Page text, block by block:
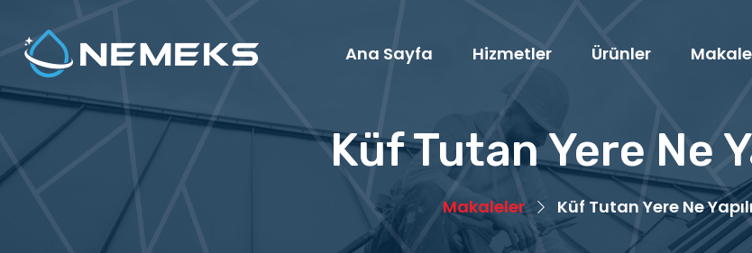
Ana Sayfa Hizmetler Ürünler
Küf Tutan Yere Ne
Makaleler Küf Tutan Yere Ne